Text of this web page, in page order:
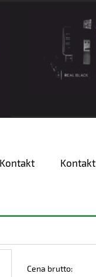
Kontakt Kontakt
Cena brutto: